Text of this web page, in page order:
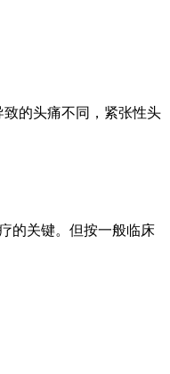
的头痛不同，紧张性头
的关键。但按一般临床